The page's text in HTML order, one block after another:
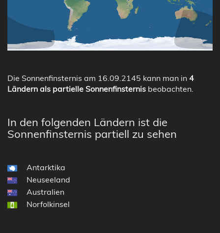
Die Sonnenfinsternis am 16.09.2145 kann man in 4
Ländern als partielle Sonnenfinsternis beobachten.
In den folgenden Ländern ist die
Sonnenfinsternis partiell zu sehen
Antarktika
Neuseeland
Australien
Norfolkinsel